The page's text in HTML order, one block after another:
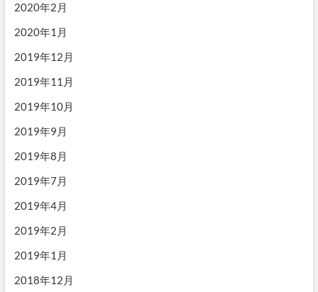
2020年2月
2020年1月
2019年12月
2019年11月
2019年10月
2019年9月
2019年8月
2019年7月
2019年4月
2019年2月
2019年1月
2018年12月